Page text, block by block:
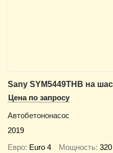
Цена по запросу
Автобетононасос
2019
Евро Euro 4 Мощность